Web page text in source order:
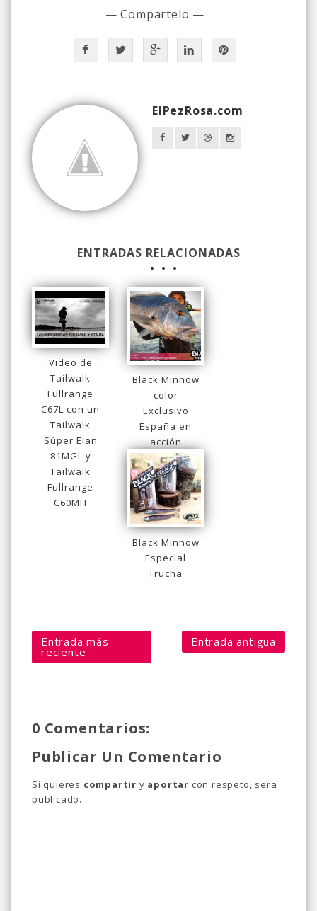
— Compartelo —
ElPezRosa.com
ENTRADAS RELACIONADAS
Video de
Tailwalk
Fullrange
C67L con un
Tailwalk
Súper Elan
81MGL y
Tailwalk
Fullrange
C60MH
Black Minnow
color
Exclusivo
España en
acción
Black Minnow
Especial
Trucha
Entrada más
reciente
Entrada antigua
0 Comentarios:
Publicar Un Comentario
Si quieres compartir y aportar con respeto, sera
publicado.